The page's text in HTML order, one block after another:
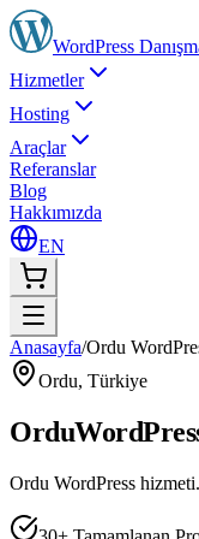
WordPress
Hizmetler
Hosting
Araçlar
Referanslar
Blog
Hakkımızda
EN
Anasayfa/Ordu
Ordu, Türkiye
Ordu
Ordu WordPress